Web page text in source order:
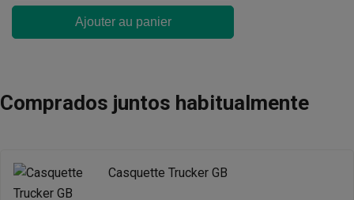
Ajouter au panier
Comprados juntos habitualmente
Casquette Trucker GB